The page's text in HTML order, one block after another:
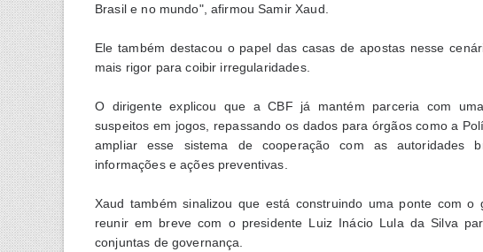
Brasil e no mundo", afirmou Samir Xaud.
Ele também destacou o papel das casas de apostas nesse
mais rigor para coibir irregularidades.
O dirigente explicou que a CBF já mantém parceria com
suspeitos em jogos, repassando os dados para órgãos como a
ampliar esse sistema de cooperação com as autoridades
informações e ações preventivas.
Xaud também sinalizou que está construindo uma ponte com
reunir em breve com o presidente Luiz Inácio Lula da Silva
conjuntas de governança.